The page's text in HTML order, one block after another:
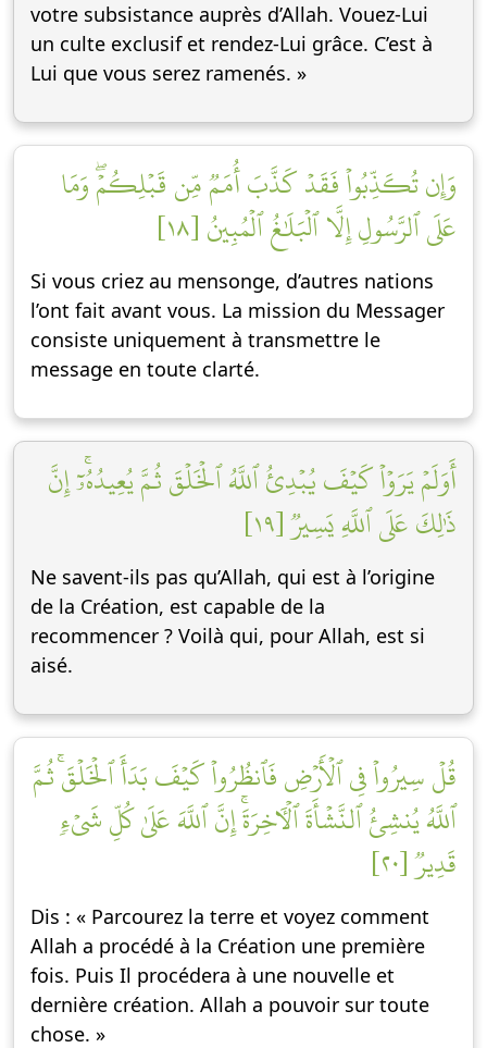
votre subsistance auprès d’Allah. Vouez-Lui
un culte exclusif et rendez-Lui grâce. C’est à
Lui que vous serez ramenés. »
وَإِن تُكَذِّبُواْ فَقَدۡ كَذَّبَ أُمَمٞ مِّن قَبۡلِكُمۡۖ وَمَا
عَلَى ٱلرَّسُولِ إِلَّا ٱلۡبَلَٰغُ ٱلۡمُبِينُ [١٨]
Si vous criez au mensonge, d’autres nations
l’ont fait avant vous. La mission du Messager
consiste uniquement à transmettre le
message en toute clarté.
أَوَلَمۡ يَرَوۡاْ كَيۡفَ يُبۡدِئُ ٱللَّهُ ٱلۡخَلۡقَ ثُمَّ يُعِيدُهُۥٓۚ إِنَّ
ذَٰلِكَ عَلَى ٱللَّهِ يَسِيرٞ [١٩]
Ne savent-ils pas qu’Allah, qui est à l’origine
de la Création, est capable de la
recommencer ? Voilà qui, pour Allah, est si
aisé.
قُلۡ سِيرُواْ فِي ٱلۡأَرۡضِ فَٱنظُرُواْ كَيۡفَ بَدَأَ ٱلۡخَلۡقَۚ ثُمَّ
ٱللَّهُ يُنشِئُ ٱلنَّشۡأَةَ ٱلۡأٓخِرَةَۚ إِنَّ ٱللَّهَ عَلَىٰ كُلِّ شَيۡءٖ
قَدِيرٞ [٢٠]
Dis : « Parcourez la terre et voyez comment
Allah a procédé à la Création une première
fois. Puis Il procédera à une nouvelle et
dernière création. Allah a pouvoir sur toute
chose. »